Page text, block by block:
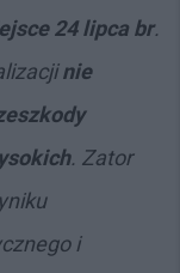
24 lipca br.
nie
. Zator
i